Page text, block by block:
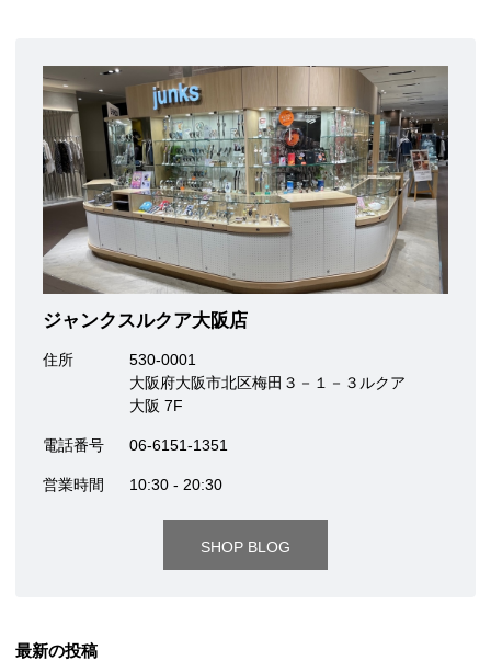
ジャンクスルクア大阪店
住所
530-0001
大阪府大阪市北区梅田３－１－３ルクア
大阪 7F
電話番号 06-6151-1351
営業時間 10:30 - 20:30
SHOP BLOG
最新の投稿